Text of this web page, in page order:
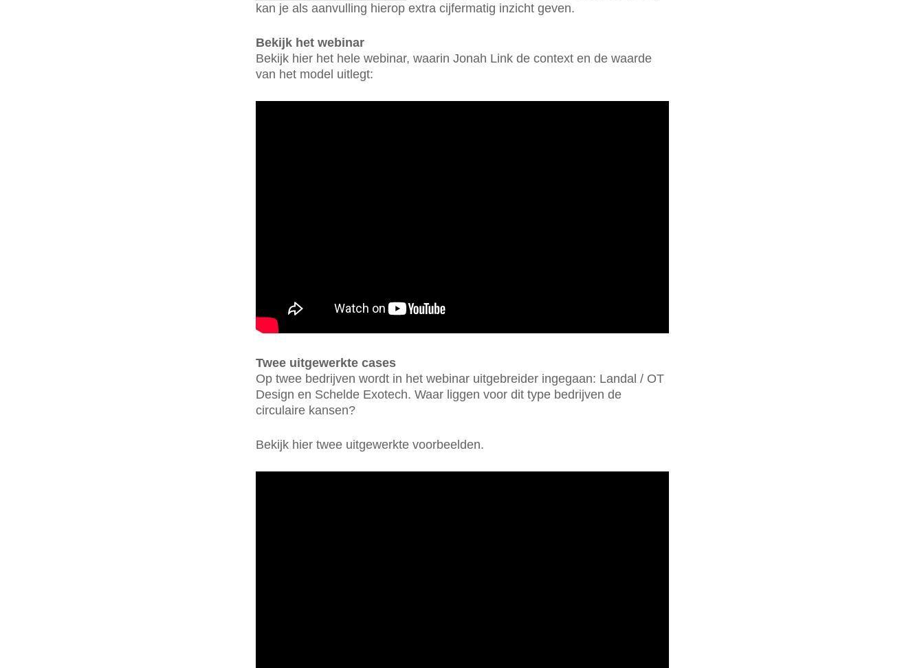
kan je als aanvulling hierop extra cijfermatig inzicht geven.
Bekijk het webinar
Bekijk hier het hele webinar, waarin Jonah Link de context en de waarde
van het model uitlegt:
Twee uitgewerkte cases
Op twee bedrijven wordt in het webinar uitgebreider ingegaan: Landal / OT
Design en Schelde Exotech. Waar liggen voor dit type bedrijven de
circulaire kansen?
Bekijk hier twee uitgewerkte voorbeelden.